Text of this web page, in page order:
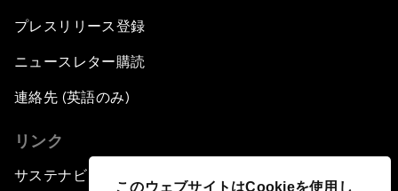
このウェブサイトはCookieを使用し
プレスリリース登録
ニュースレター購読
連絡先 (英語のみ)
リンク
サステナビリティへの取り組み